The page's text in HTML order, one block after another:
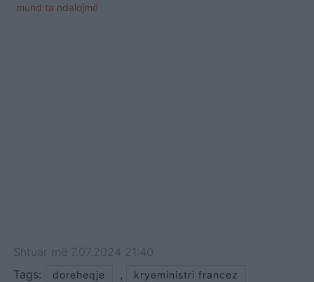
mund ta ndalojmë
Shtuar më 7.07.2024 21:40
Tags:
doreheqje , kryeministri francez